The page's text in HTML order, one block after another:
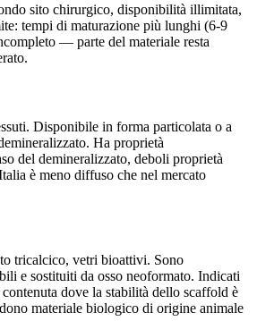
sito chirurgico, disponibilità illimitata,
tempi di maturazione più lunghi (6-9
— parte del materiale resta
Disponibile in forma particolata o a
Ha proprietà
del demineralizzato, deboli proprietà
è meno diffuso che nel mercato
tricalcico, vetri bioattivi. Sono
e sostituiti da osso neoformato. Indicati
dove la stabilità dello scaffold è
materiale biologico di origine animale